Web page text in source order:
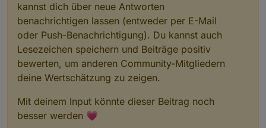
kannst dich über neue Antworten
benachrichtigen lassen (entweder per E-Mail
oder Push-Benachrichtigung). Du kannst auch
Lesezeichen speichern und Beiträge positiv
bewerten, um anderen Community-Mitgliedern
deine Wertschätzung zu zeigen.
Mit deinem Input könnte dieser Beitrag noch
besser werden 💗